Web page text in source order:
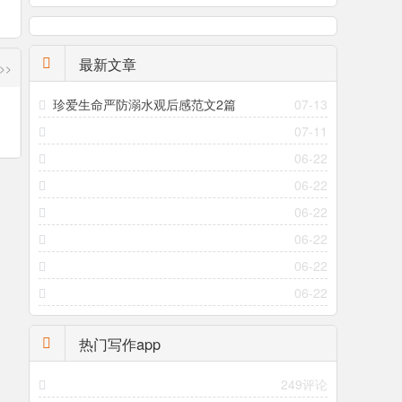
最新文章
07-13
珍爱生命严防溺水观后感范文2篇
07-11
06-22
06-22
06-22
06-22
06-22
06-22
热门写作app
249评论